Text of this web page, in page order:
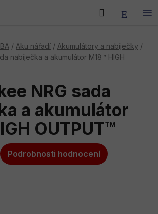
Hledat
/ Aku nářadí / Akumulátory a nabíječky /
nabíječka a akumulátor M18™ HIGH
NRG sada
a akumulátor
OUTPUT™
Podrobnosti hodnocení